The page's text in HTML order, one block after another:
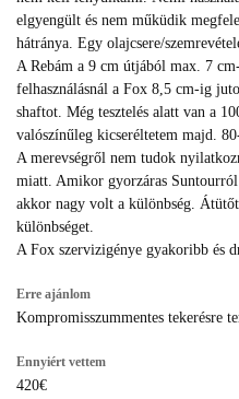
elgyengült és nem műküdik
hátránya. Egy olajcsere/
A Rebám a 9 cm útjából max. 7
felhasználásnál a Fox 8,5 cm-ig
shaftot. Még tesztelés alatt van a
valószínűleg kicseréltetem majd.
A merevségről nem tudok
miatt. Amikor gyorzáras
akkor nagy volt a különbség.
különbséget.
A Fox szervizigénye gyakoribb és
Erre ajánlom
Kompromisszummentes tekerésre
Ennyiért vettem
420€